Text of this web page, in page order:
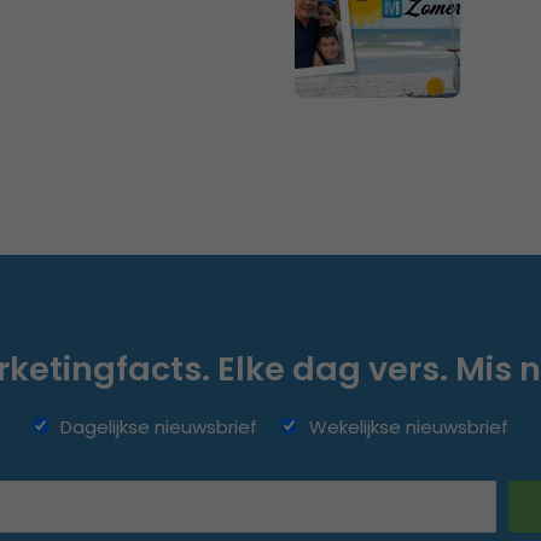
Elke dag vers. Mis
Dagelijkse nieuwsbrief Wekelijkse nieuwsbrief